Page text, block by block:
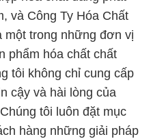
và Công Ty Hóa Chất
trong những đơn vị
phẩm hóa chất chất
tôi không chỉ cung cấp
cậy và hài lòng của
tôi luôn đặt mục
hàng những giải pháp